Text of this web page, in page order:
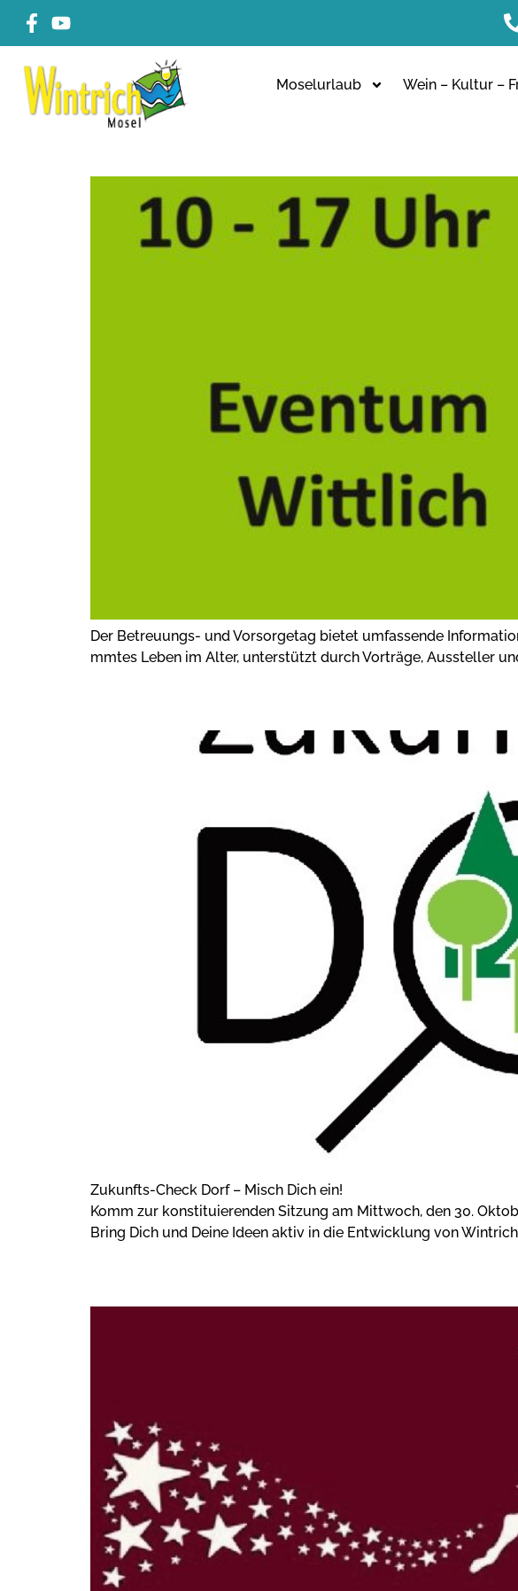
Moselurlaub Wein – Kultur –
Der Betreuungs- und Vorsorgetag bietet umfassende
mmtes Leben im Alter, unterstützt durch Vorträge, Aussteller
Zukunfts-Check Dorf – Misch Dich ein!
Komm zur konstituierenden Sitzung am Mittwoch, den 30.
Bring Dich und Deine Ideen aktiv in die Entwicklung von